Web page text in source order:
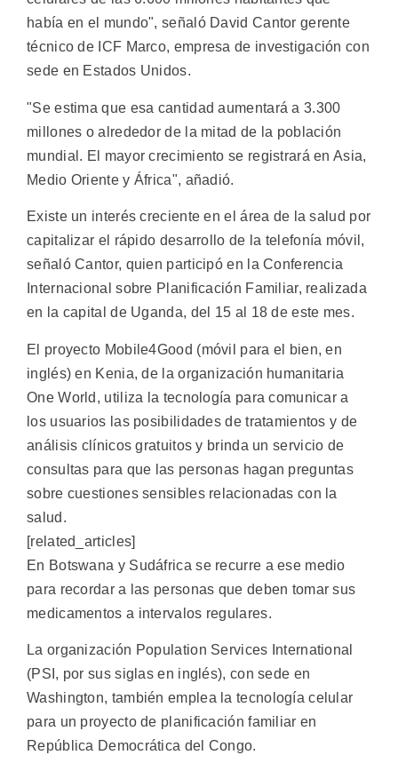
había en el mundo", señaló David Cantor gerente
técnico de ICF Marco, empresa de investigación con
sede en Estados Unidos.
"Se estima que esa cantidad aumentará a 3.300
millones o alrededor de la mitad de la población
mundial. El mayor crecimiento se registrará en Asia,
Medio Oriente y África", añadió.
Existe un interés creciente en el área de la salud por
capitalizar el rápido desarrollo de la telefonía móvil,
señaló Cantor, quien participó en la Conferencia
Internacional sobre Planificación Familiar, realizada
en la capital de Uganda, del 15 al 18 de este mes.
El proyecto Mobile4Good (móvil para el bien, en
inglés) en Kenia, de la organización humanitaria
One World, utiliza la tecnología para comunicar a
los usuarios las posibilidades de tratamientos y de
análisis clínicos gratuitos y brinda un servicio de
consultas para que las personas hagan preguntas
sobre cuestiones sensibles relacionadas con la
salud.
[related_articles]
En Botswana y Sudáfrica se recurre a ese medio
para recordar a las personas que deben tomar sus
medicamentos a intervalos regulares.
La organización Population Services International
(PSI, por sus siglas en inglés), con sede en
Washington, también emplea la tecnología celular
para un proyecto de planificación familiar en
República Democrática del Congo.